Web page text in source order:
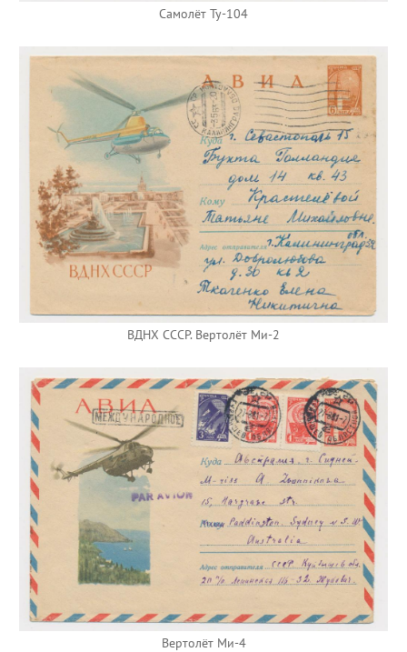
Самолёт Ту-104
ВДНХ СССР. Вертолёт Ми-2
Вертолёт Ми-4